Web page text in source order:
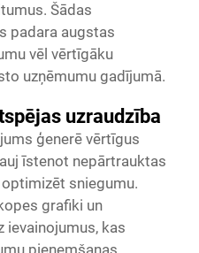
Šādas
padara augstas
vēl vērtīgāku
uzņēmumu gadījumā.
uzraudzība
ģenerē vērtīgus
īstenot nepārtrauktas
sniegumu.
grafiki un
kas